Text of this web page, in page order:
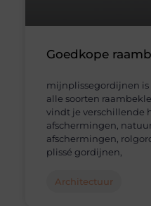
Goedkope
mijnplissegordijnen
alle soorten
vindt je verschillende
afschermingen,
afschermingen,
plissé gordijnen,
Architectuur